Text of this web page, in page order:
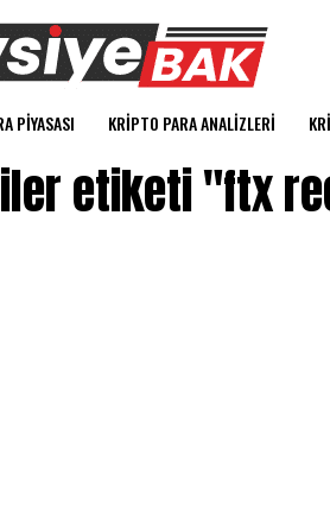
PIYASASI KRIPTO PARA ANALIZLERI
etiketi "ftx